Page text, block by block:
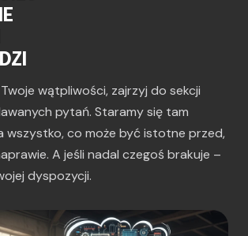
wątpliwości, zajrzyj do sekcji
pytań. Staramy się tam
wszystko, co może być istotne przed,
A jeśli nadal czegoś brakuje –
dyspozycji.